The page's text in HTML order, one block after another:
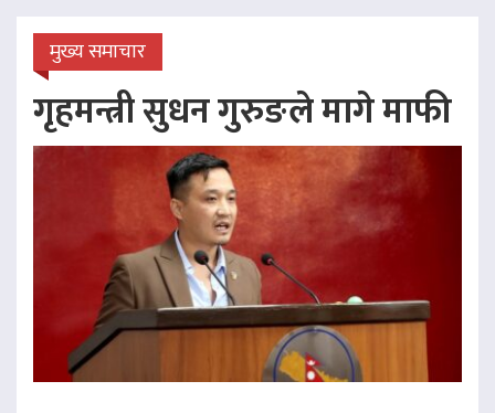
मुख्य समाचार
गृहमन्त्री सुधन गुरुङले मागे माफी